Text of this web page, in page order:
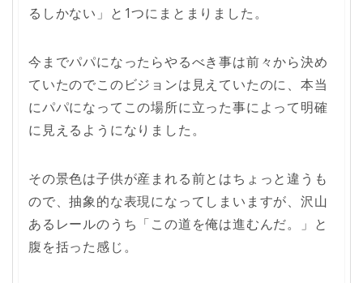
るしかない」と1つにまとまりました。
今までパパになったらやるべき事は前々から決め
ていたのでこのビジョンは見えていたのに、本当
にパパになってこの場所に立った事によって明確
に見えるようになりました。
その景色は子供が産まれる前とはちょっと違うも
ので、抽象的な表現になってしまいますが、沢山
あるレールのうち「この道を俺は進むんだ。」と
腹を括った感じ。